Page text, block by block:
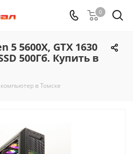
0
5 5600X, GTX 1630
500Гб. Купить в
в Томске